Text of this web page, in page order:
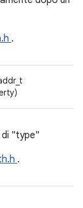
.
"type"
.